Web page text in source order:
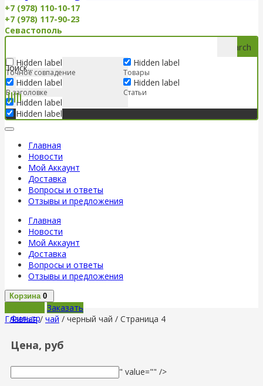
+7 (978) 110-10-17
+7 (978) 117-90-23
Севастополь
Search
Hidden label
Точное совпадение
Hidden label
В заголовке
Hidden label
Hidden label
Hidden label
Товары
Hidden label
Статьи
Главная
Новости
Мой Аккаунт
Доставка
Вопросы и ответы
Отзывы и предложения
Главная
Новости
Мой Аккаунт
Доставка
Вопросы и ответы
Отзывы и предложения
Корзина 0
Заказать
Главная/ чай / черный чай / Страница 4
Фильтр
Цена, руб
" value="" />